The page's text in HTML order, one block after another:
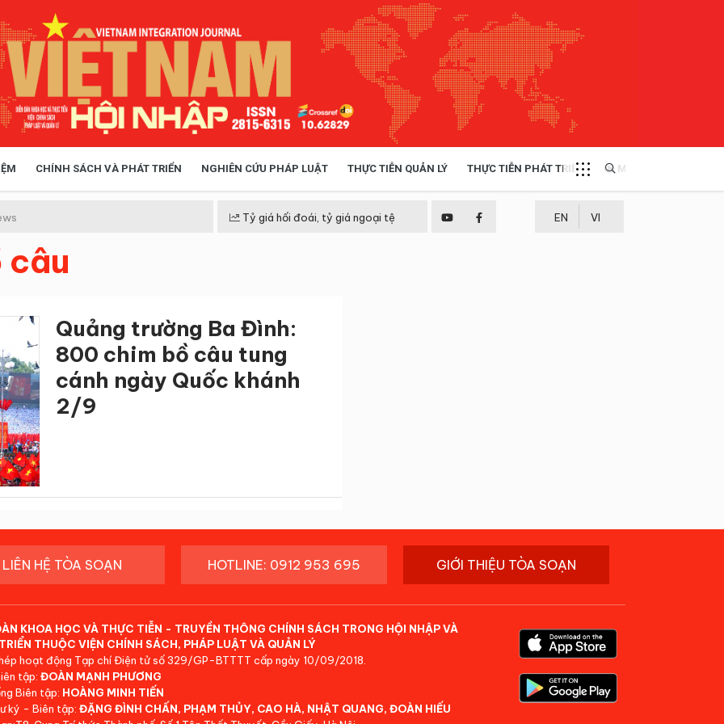
CHÍNH SÁCH VÀ PHÁT TRIỂN NGHIÊN CỨU PHÁP LUẬT THỰC TIỄN QUẢN LÝ THỰC TIỄN PHÁT TRIỂN MULTIMEDIA
Tỷ giá hối đoái, tỷ giá ngoại tệ EN VI
câu
Quảng trường Ba Đình:
800 chim bồ câu tung
cánh ngày Quốc khánh
2/9
LIÊN HỆ TÒA SOẠN HOTLINE: 0912 953 695 GIỚI THIỆU TÒA SOẠN
KHOA HỌC VÀ THỰC TIỄN - TRUYỀN THÔNG CHÍNH SÁCH TRONG HỘI NHẬP VÀ
THUỘC VIỆN CHÍNH SÁCH, PHÁP LUẬT VÀ QUẢN LÝ
hoạt động Tạp chí Điện tử số 329/GP-BTTTT cấp ngày 10/09/2018.
tập: ĐOÀN MẠNH PHƯƠNG
Biên tập: HOÀNG MINH TIẾN
ký - Biên tập: ĐẶNG ĐÌNH CHẤN, PHẠM THỦY, CAO HÀ, NHẬT QUANG, ĐOÀN HIẾU